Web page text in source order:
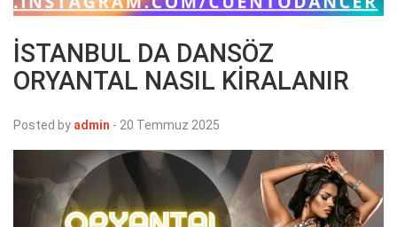
İSTANBUL DA DANSÖZ
ORYANTAL NASIL KİRALANIR
Posted by admin - 20 Temmuz 2025